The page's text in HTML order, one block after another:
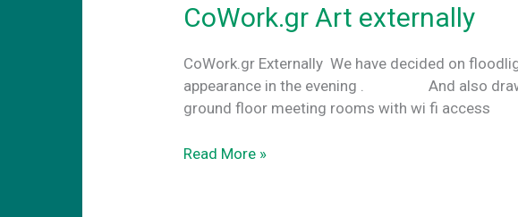
CoWork.gr Art externally
CoWork.gr Externally We have decided on
appearance in the evening . And also
ground floor meeting rooms with wi fi access
CoWork.gr
Read More »